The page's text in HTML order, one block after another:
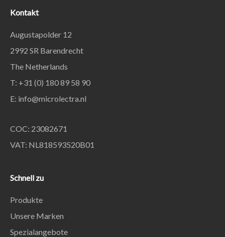
Kontakt
Augustapolder 12
2992 SR Barendrecht
The Netherlands
T: +31 (0) 180 89 58 90
E: info@microlectra.nl
COC: 23082671
VAT: NL818593520B01
Schnell zu
Produkte
Unsere Marken
Spezialangebote